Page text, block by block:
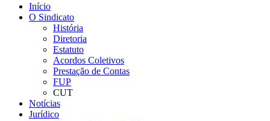
Início
O Sindicato
História
Diretoria
Estatuto
Acordos Coletivos
Prestação de Contas
FUP
CUT
Notícias
Jurídico